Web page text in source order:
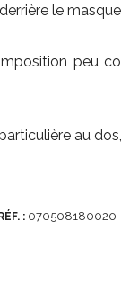
le
peu
au
: 070508180020